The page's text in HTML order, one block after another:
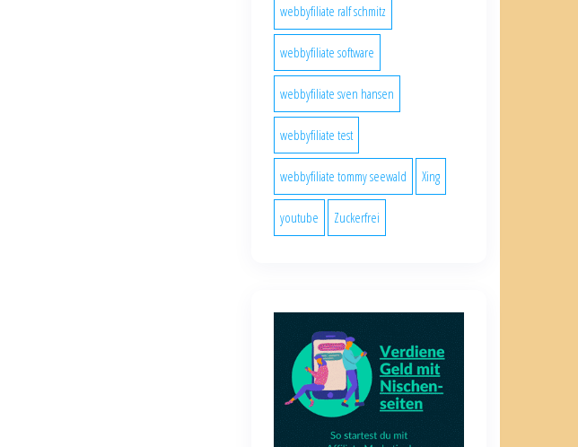
webbyfiliate ralf schmitz
webbyfiliate software
webbyfiliate sven hansen
webbyfiliate test
webbyfiliate tommy seewald Xing
youtube Zuckerfrei